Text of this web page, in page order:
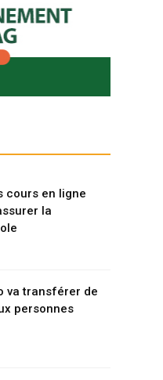
cours en ligne
la
va transférer de
personnes